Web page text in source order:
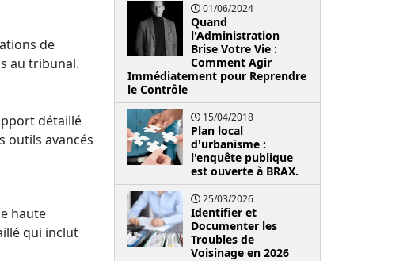
de
au tribunal.
détaillé
outils avancés
haute
qui inclut
01/06/2024
Quand
l'Administration
Brise Votre Vie :
Comment Agir
Immédiatement pour Reprendre
le Contrôle
15/04/2018
Plan local
d'urbanisme :
l'enquête publique
est ouverte à BRAX.
25/03/2026
Identifier et
Documenter les
Troubles de
Voisinage en 2026